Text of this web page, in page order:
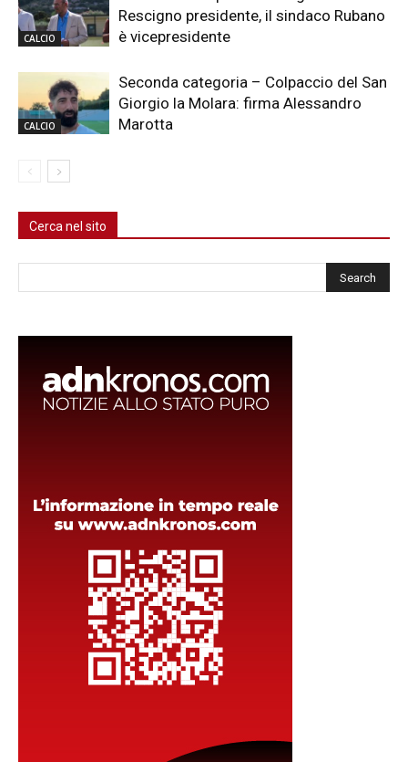
CALCIO
Rescigno presidente, il sindaco Rubano
è vicepresidente
CALCIO
Seconda categoria – Colpaccio del San
Giorgio la Molara: firma Alessandro
Marotta
Cerca nel sito